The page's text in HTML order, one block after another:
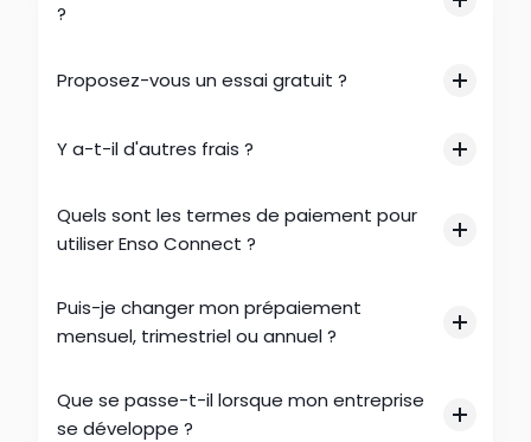
?
Proposez-vous un essai gratuit ?
Y a-t-il d'autres frais ?
Quels sont les termes de paiement pour
utiliser Enso Connect ?
Puis-je changer mon prépaiement
mensuel, trimestriel ou annuel ?
Que se passe-t-il lorsque mon entreprise
se développe ?